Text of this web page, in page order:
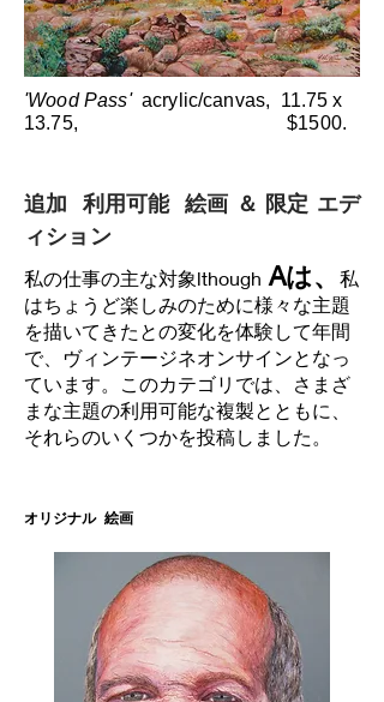
'Wood Pass' acrylic/canvas, 11.75 x
13.75, $1500.
追加 利用可能 絵画 ＆ 限定 エデ
ィション
私の仕事の主な対象lthough Aは、
私
はちょうど楽しみのために様々な主題
を描いてきたとの変化を体験して年間
で、ヴィンテージネオンサインとなっ
ています。このカテゴリでは、さまざ
まな主題の利用可能な複製とともに、
それらのいくつかを投稿しました。
オリジナル 絵画